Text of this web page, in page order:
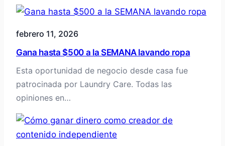
febrero 11, 2026
Gana hasta $500 a la SEMANA lavando ropa
Esta oportunidad de negocio desde casa fue
patrocinada por Laundry Care. Todas las
opiniones en…